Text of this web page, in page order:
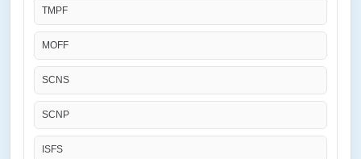
TMPF
MOFF
SCNS
SCNP
ISFS